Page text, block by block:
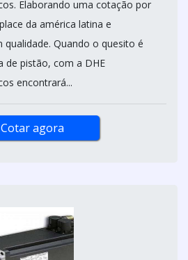
Elaborando uma cotação por
da américa latina e
Quando o quesito é
de pistão, com a DHE
encontrará...
Cotar agora